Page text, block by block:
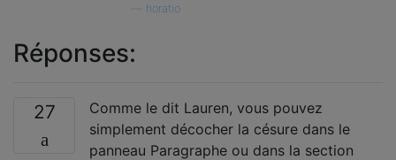
horatio
Réponses:
27
Comme le dit Lauren, vous pouvez
simplement décocher la césure dans le
panneau Paragraphe ou dans la section